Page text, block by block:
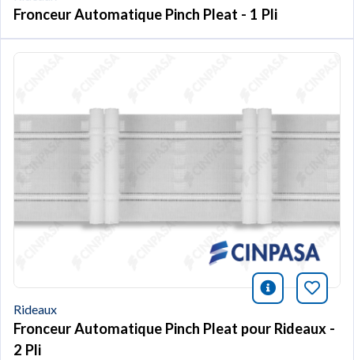
Fronceur Automatique Pinch Pleat - 1 Pli
icono
Rideaux
Fronceur Automatique Pinch Pleat pour Rideaux -
2 Pli